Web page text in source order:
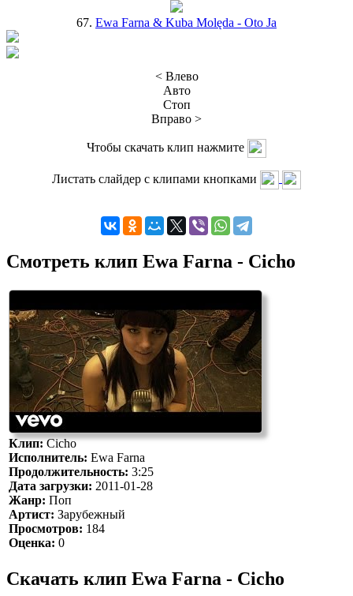
67. Ewa Farna & Kuba Molęda - Oto Ja
< Влево
Авто
Стоп
Вправо >
Чтобы скачать клип нажмите
Листать слайдер с клипами кнопками
Смотреть клип Ewa Farna - Cicho
Клип:Cicho
Исполнитель: Ewa Farna
Продолжительность: 3:25
Дата загрузки: 2011-01-28
Жанр: Поп
Артист: Зарубежный
Просмотров: 184
Оценка: 0
Скачать клип Ewa Farna - Cicho